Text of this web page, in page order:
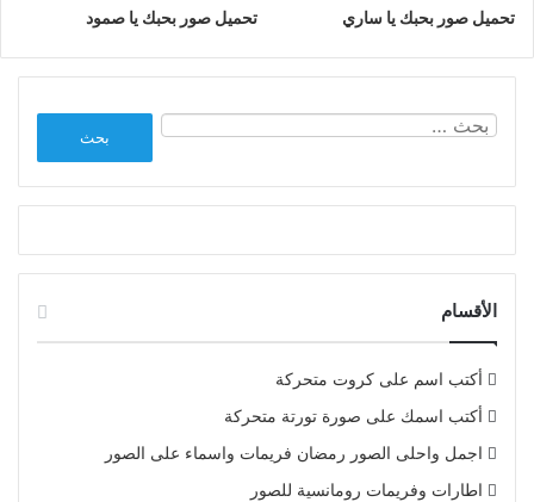
تحميل صور بحبك يا ساري تحميل صور بحبك يا صمود
الأقسام
أكتب اسم على كروت متحركة
أكتب اسمك على صورة تورتة متحركة
اجمل واحلى الصور رمضان فريمات واسماء على الصور
اطارات وفريمات رومانسية للصور